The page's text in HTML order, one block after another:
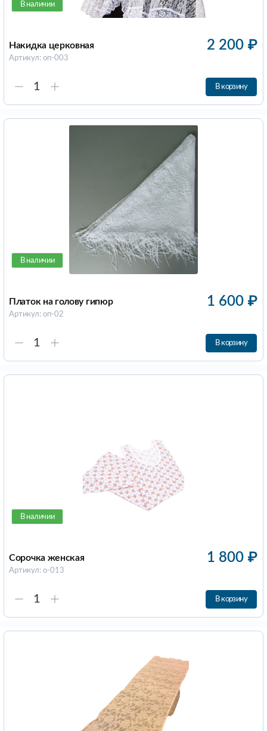
В наличии
Накидка церковная
Артикул: оп-003
2 200 ₽
В корзину
В наличии
Платок на голову гипюр
Артикул: оп-02
1 600 ₽
В корзину
В наличии
Сорочка женская
Артикул: о-013
1 800 ₽
В корзину